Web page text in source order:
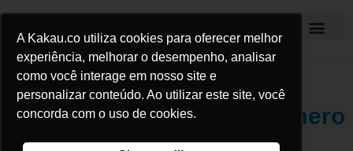
A Kakau.co utiliza cookies para oferecer melhor
experiência, melhorar o desempenho, analisar
como você interage em nosso site e
personalizar conteúdo. Ao utilizar este site, você
concorda com o uso de cookies.
Como Recuperar Seu Número
Após Celular Roubado ou